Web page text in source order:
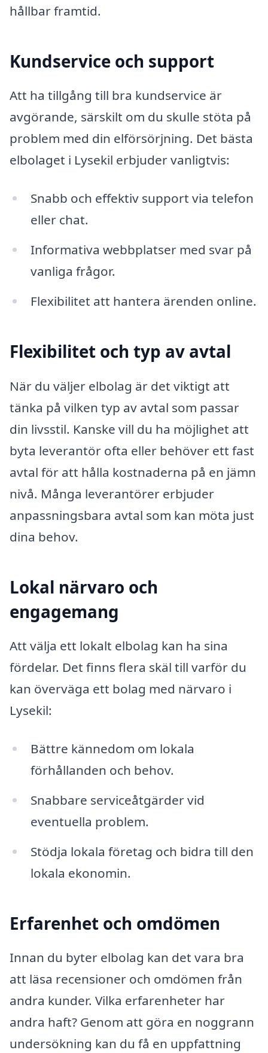
hållbar framtid.
Kundservice och support
Att ha tillgång till bra kundservice är
avgörande, särskilt om du skulle stöta på
problem med din elförsörjning. Det bästa
elbolaget i Lysekil erbjuder vanligtvis:
Snabb och effektiv support via telefon
eller chat.
Informativa webbplatser med svar på
vanliga frågor.
Flexibilitet att hantera ärenden online.
Flexibilitet och typ av avtal
När du väljer elbolag är det viktigt att
tänka på vilken typ av avtal som passar
din livsstil. Kanske vill du ha möjlighet att
byta leverantör ofta eller behöver ett fast
avtal för att hålla kostnaderna på en jämn
nivå. Många leverantörer erbjuder
anpassningsbara avtal som kan möta just
dina behov.
Lokal närvaro och
engagemang
Att välja ett lokalt elbolag kan ha sina
fördelar. Det finns flera skäl till varför du
kan överväga ett bolag med närvaro i
Lysekil:
Bättre kännedom om lokala
förhållanden och behov.
Snabbare serviceåtgärder vid
eventuella problem.
Stödja lokala företag och bidra till den
lokala ekonomin.
Erfarenhet och omdömen
Innan du byter elbolag kan det vara bra
att läsa recensioner och omdömen från
andra kunder. Vilka erfarenheter har
andra haft? Genom att göra en noggrann
undersökning kan du få en uppfattning